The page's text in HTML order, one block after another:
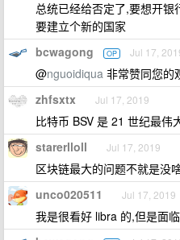
总统已经给否定了,要想开
要建立个新的国家
bcwagong OP Jul 17,
@nguoidiqua 非常赞同您的
zhfsxtx Jul 17, 2019
比特币 BSV 是 21 世纪最伟
starerlloll Jul 17, 2019
区块链最大的问题不就是没
unco020511 Jul 17, 2019
我是很看好 libra 的,但是面